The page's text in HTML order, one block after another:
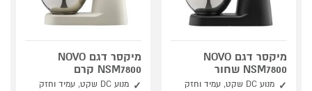
מיקסר דגם NOVO
NSM7800 שחור
מנוע DC שקט, עמיד וחזק
מיקסר דגם NOVO
NSM7800 קרם
מנוע DC שקט, עמיד וחזק